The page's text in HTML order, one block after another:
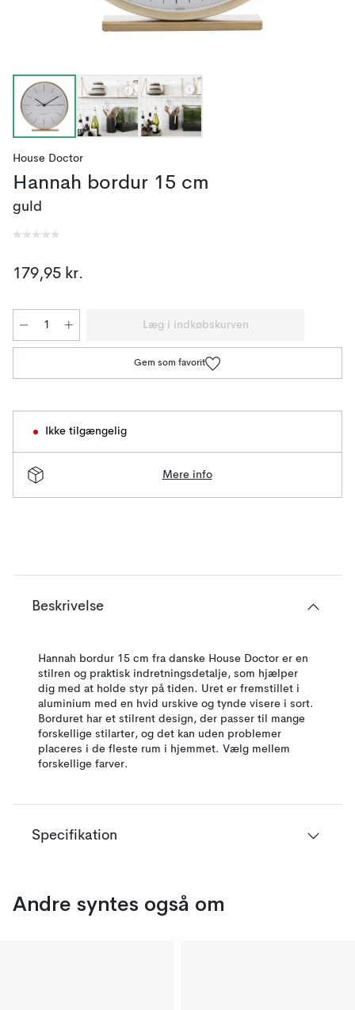
House Doctor
Hannah bordur 15 cm
guld
179,95 kr.
Læg i indkøbskurven
Gem som favorit
Ikke tilgængelig
Mere info
Beskrivelse
Hannah bordur 15 cm fra danske House Doctor er en
stilren og praktisk indretningsdetalje, som hjælper
dig med at holde styr på tiden. Uret er fremstillet i
aluminium med en hvid urskive og tynde visere i sort.
Borduret har et stilrent design, der passer til mange
forskellige stilarter, og det kan uden problemer
placeres i de fleste rum i hjemmet. Vælg mellem
forskellige farver.
Specifikation
Andre syntes også om